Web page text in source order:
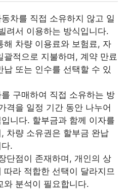
차를 직접 소유하지 않고 일
려서 이용하는 방식입니다.
해 차량 이용료와 보험료, 자
괄적으로 지불하며, 계약 만료
납 또는 인수를 선택할 수 있
구매하여 직접 소유하는 방
격을 일정 기간 동안 나누어
니다. 할부금과 함께 이자를
차량 소유권은 할부금 완납
.
단점이 존재하며, 개인의 상
따라 적합한 선택이 달라지므
와 분석이 필요합니다.